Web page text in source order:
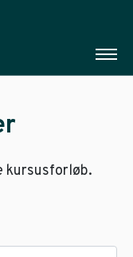
kursusforløb.